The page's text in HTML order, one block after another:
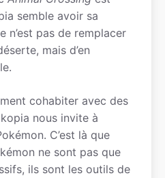
semble avoir sa
n’est pas de remplacer
mais d’en
cohabiter avec des
nous invite à
C’est là que
ne sont pas que
ils sont les outils de